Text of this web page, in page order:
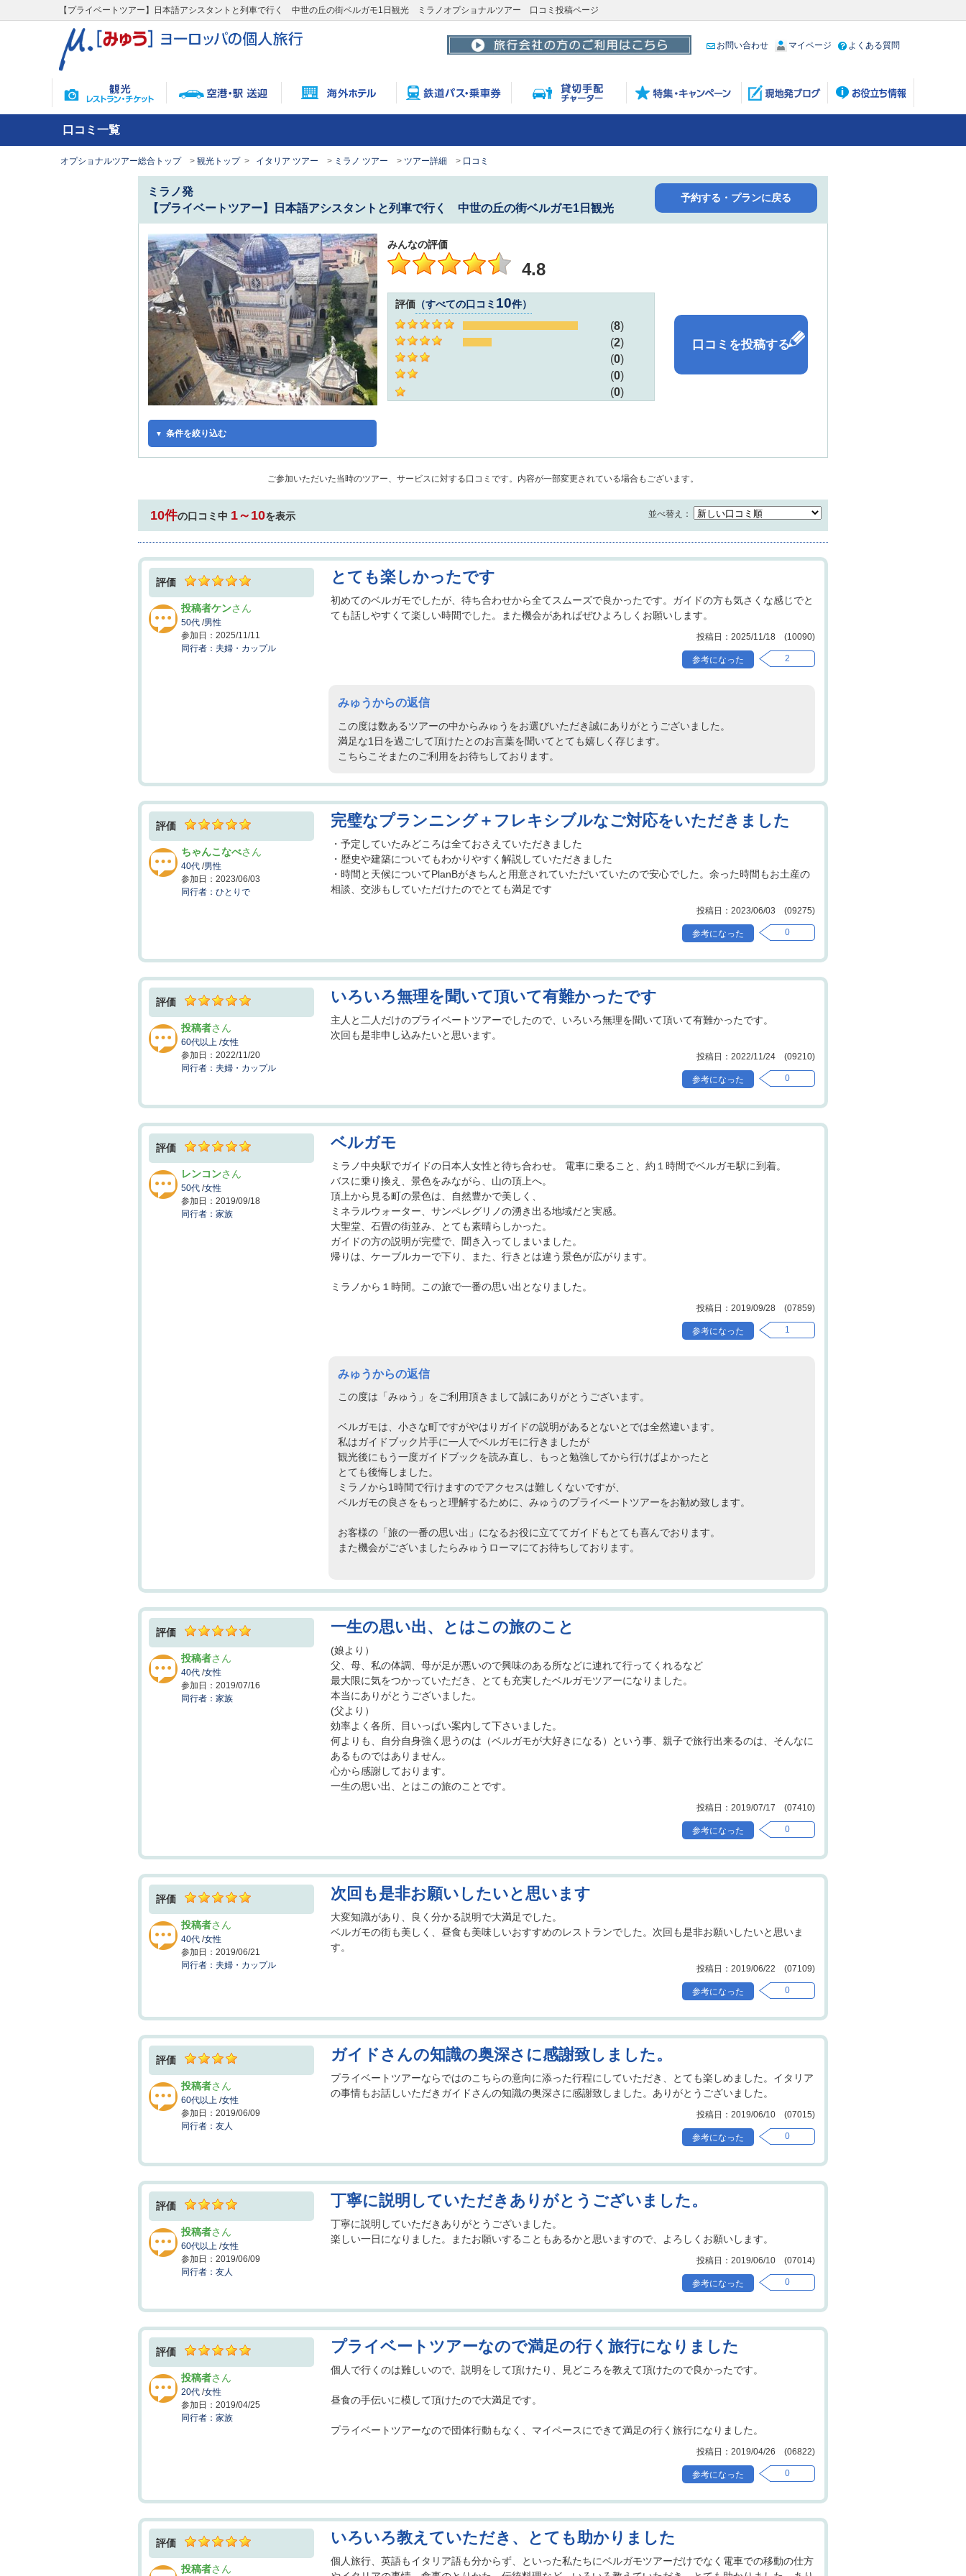
【プライベートツアー】日本語アシスタントと列車で行く 中世の丘の街ベルガモ1日観光 ミラノオプショナルツアー 口コミ投稿ページ
お問い合わせ マイページ よくある質問
口コミ一覧
オプショナルツアー総合トップ 観光トップ イタリア ツアー ミラノ ツアー ツアー詳細 口コミ
ミラノ発
【プライベートツアー】日本語アシスタントと列車で行く 中世の丘の街ベルガモ1日観光
予約する・プランに戻る
みんなの評価
4.8
評価 すべての口コミ 10件
8
2
0
0
0
条件を絞り込む
友人
家族
ひとりで
40代
10代
ご参加いただいた当時のツアー、サービスに対する口コミです。内容が一部変更されている場合もございます。
10件の口コミ中 1～10を表示 並べ替え：
評価
投稿者ケン
50代 /男性
2025/11/11
夫婦・カップル
とても楽しかったです
初めてのベルガモでしたが、待ち合わせから全てスムーズで良かったです。ガイドの方も気さくな感じでと
ても話しやすくて楽しい時間でした。また機会があればぜひよろしくお願いします。
2025/11/18 (10090)
2
みゅうからの返信
この度は数あるツアーの中からみゅうをお選びいただき誠にありがとうございました。
満足な1日を過ごして頂けたとのお言葉を聞いてとても嬉しく存じます。
こちらこそまたのご利用をお待ちしております。
評価
ちゃんこなべ
40代 /男性
2023/06/03
ひとりで
完璧なプランニング＋フレキシブルなご対応をいただきました
・予定していたみどころは全ておさえていただきました
・歴史や建築についてもわかりやすく解説していただきました
・時間と天候についてPlanBがきちんと用意されていただいていたので安心でした。余った時間もお土産の
相談、交渉もしていただけたのでとても満足です
2023/06/03 (09275)
0
評価
投稿者
60代以上 /女性
2022/11/20
夫婦・カップル
いろいろ無理を聞いて頂いて有難かったです
主人と二人だけのプライベートツアーでしたので、いろいろ無理を聞いて頂いて有難かったです。
次回も是非申し込みたいと思います。
2022/11/24 (09210)
0
評価
レンコン
50代 /女性
2019/09/18
家族
ベルガモ
ミラノ中央駅でガイドの日本人女性と待ち合わせ。 電車に乗ること、約１時間でベルガモ駅に到着。
バスに乗り換え、景色をみながら、山の頂上へ。
頂上から見る町の景色は、自然豊かで美しく、
ミネラルウォーター、サンペレグリノの湧き出る地域だと実感。
大聖堂、石畳の街並み、とても素晴らしかった。
ガイドの方の説明が完璧で、聞き入ってしまいました。
帰りは、ケーブルカーで下り、また、行きとは違う景色が広がります。
ミラノから１時間。この旅で一番の思い出となりました。
2019/09/28 (07859)
1
みゅうからの返信
この度は「みゅう」をご利用頂きまして誠にありがとうございます。
ベルガモは、小さな町ですがやはりガイドの説明があるとないとでは全然違います。
私はガイドブック片手に一人でベルガモに行きましたが
観光後にもう一度ガイドブックを読み直し、もっと勉強してから行けばよかったと
とても後悔しました。
ミラノから1時間で行けますのでアクセスは難しくないですが、
ベルガモの良さをもっと理解するために、みゅうのプライベートツアーをお勧め致します。
お客様の「旅の一番の思い出」になるお役に立ててガイドもとても喜んでおります。
また機会がございましたらみゅうローマにてお待ちしております。
評価
投稿者
40代 /女性
2019/07/16
家族
一生の思い出、とはこの旅のこと
(娘より）
父、母、私の体調、母が足が悪いので興味のある所などに連れて行ってくれるなど
最大限に気をつかっていただき、とても充実したベルガモツアーになりました。
本当にありがとうございました。
(父より）
効率よく各所、目いっぱい案内して下さいました。
何よりも、自分自身強く思うのは（ベルガモが大好きになる）という事、親子で旅行出来るのは、そんなに
あるものではありません。
心から感謝しております。
一生の思い出、とはこの旅のことです。
2019/07/17 (07410)
0
評価
投稿者
40代 /女性
2019/06/21
夫婦・カップル
次回も是非お願いしたいと思います
大変知識があり、良く分かる説明で大満足でした。
ベルガモの街も美しく、昼食も美味しいおすすめのレストランでした。次回も是非お願いしたいと思いま
す。
2019/06/22 (07109)
0
評価
投稿者
60代以上 /女性
2019/06/09
友人
ガイドさんの知識の奥深さに感謝致しました。
プライベートツアーならではのこちらの意向に添った行程にしていただき、とても楽しめました。イタリア
の事情もお話しいただきガイドさんの知識の奥深さに感謝致しました。ありがとうございました。
2019/06/10 (07015)
0
評価
投稿者
60代以上 /女性
2019/06/09
友人
丁寧に説明していただきありがとうございました。
丁寧に説明していただきありがとうございました。
楽しい一日になりました。またお願いすることもあるかと思いますので、よろしくお願いします。
2019/06/10 (07014)
0
評価
投稿者
20代 /女性
2019/04/25
家族
プライベートツアーなので満足の行く旅行になりました
個人で行くのは難しいので、説明をして頂けたり、見どころを教えて頂けたので良かったです。
昼食の手伝いに模して頂けたので大満足です。
プライベートツアーなので団体行動もなく、マイペースにできて満足の行く旅行になりました。
2019/04/26 (06822)
0
評価
投稿者
いろいろ教えていただき、とても助かりました
個人旅行、英語もイタリア語も分からず、といった私たちにベルガモツアーだけでなく電車での移動の仕方